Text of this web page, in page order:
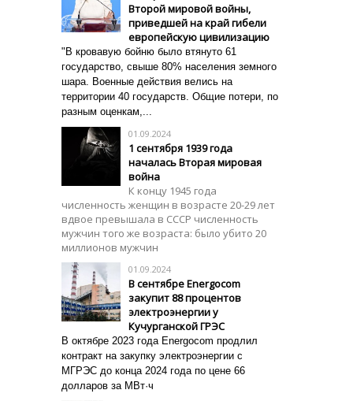
Второй мировой войны,
приведшей на край гибели
европейскую цивилизацию
"В кровавую бойню было втянуто 61
государство, свыше 80% населения земного
шара. Военные действия велись на
территории 40 государств. Общие потери, по
разным оценкам,...
01.09.2024
1 сентября 1939 года
началась Вторая мировая
война
К концу 1945 года
численность женщин в возрасте 20-29 лет
вдвое превышала в СССР численность
мужчин того же возраста: было убито 20
миллионов мужчин
01.09.2024
В сентябре Energocom
закупит 88 процентов
электроэнергии у
Кучурганской ГРЭС
В октябре 2023 года Energocom продлил
контракт на закупку электроэнергии с
МГРЭС до конца 2024 года по цене 66
долларов за МВт·ч